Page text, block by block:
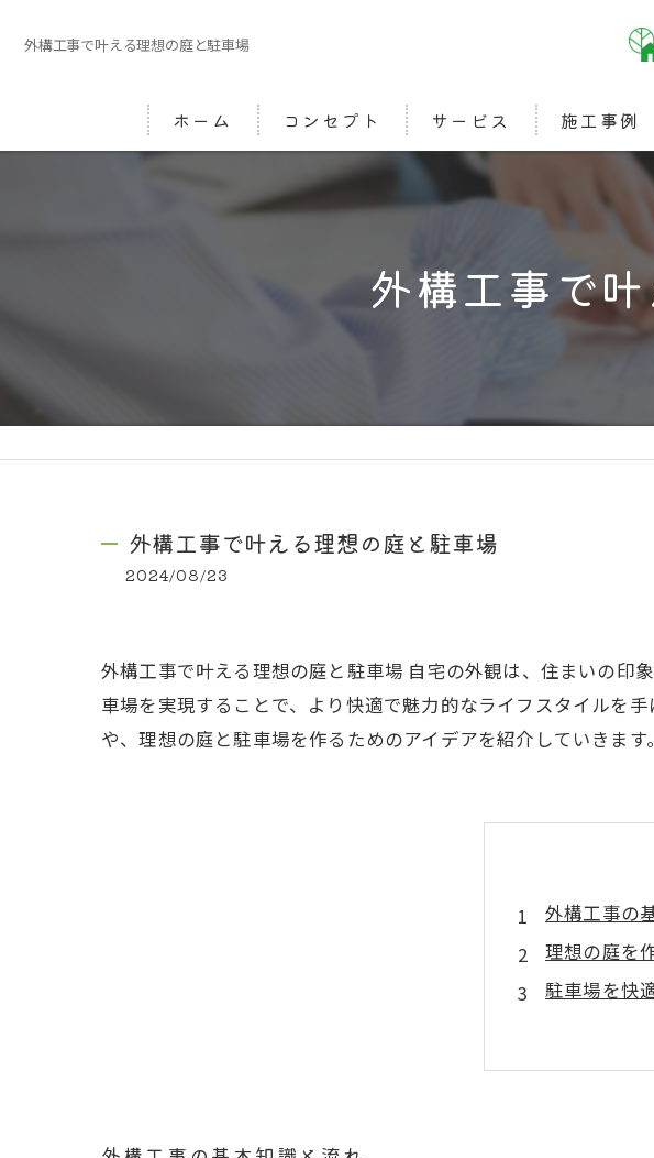
外構工事で叶える理想の庭と駐車場
ホーム コンセプト サービス 施工事例
外構工事で
外構工事で叶える理想の庭と駐車場
2024/08/23
外構工事で叶える理想の庭と駐車場 自宅の外観は、住まいの印
車場を実現することで、より快適で魅力的なライフスタイルを
や、理想の庭と駐車場を作るためのアイデアを紹介していきま
外構工事の
理想の庭を
駐車場を快
外構工事の
成功する外